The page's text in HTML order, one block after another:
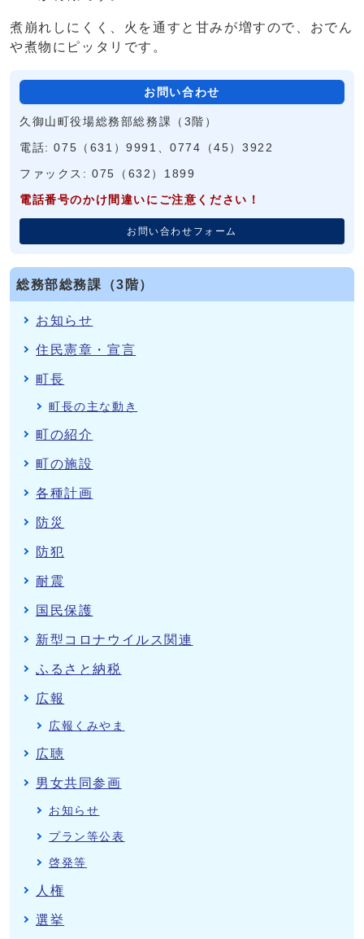
煮崩れしにくく、火を通すと甘みが増すので、おでん
や煮物にピッタリです。
お問い合わせ
久御山町役場総務部総務課（3階）
電話: 075（631）9991、0774（45）3922
ファックス: 075（632）1899
電話番号のかけ間違いにご注意ください！
お問い合わせフォーム
総務部総務課（3階）
お知らせ
住民憲章・宣言
町長
町長の主な動き
町の紹介
町の施設
各種計画
防災
防犯
耐震
国民保護
新型コロナウイルス関連
ふるさと納税
広報
広報くみやま
広聴
男女共同参画
お知らせ
プラン等公表
啓発等
人権
選挙